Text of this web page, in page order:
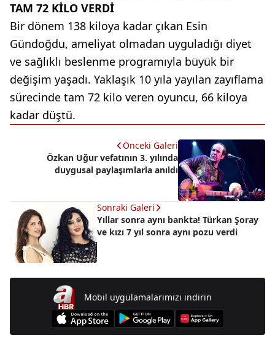
TAM 72 KİLO VERDİ
Bir dönem 138 kiloya kadar çıkan Esin
Gündoğdu, ameliyat olmadan uyguladığı diyet
ve sağlıklı beslenme programıyla büyük bir
değişim yaşadı. Yaklaşık 10 yıla yayılan zayıflama
sürecinde tam 72 kilo veren oyuncu, 66 kiloya
kadar düştü.
Önceki Galeri
Özkan Uğur vefatının 3. yılında
duygusal paylaşımlarla anıldı
Sonraki Galeri
Yıllar sonra aynı bankta! Türkan Şoray
ve kızı 7 yıl sonra aynı pozu verdi
Mobil uygulamalarımızı indirin